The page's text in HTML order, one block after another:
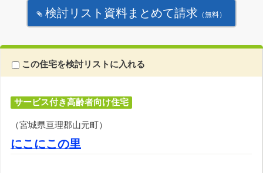
検討リスト資料まとめて請求 （無料）
この住宅を検討リストに入れる
サービス付き高齢者向け住宅
（宮城県亘理郡山元町）
にこにこの里